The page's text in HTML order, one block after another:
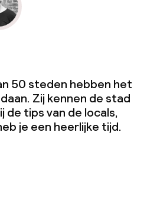
50 steden hebben het
Zij kennen de stad
de tips van de locals,
je een heerlijke tijd.